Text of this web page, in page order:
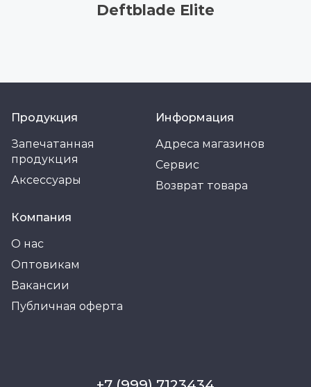
Deftblade Elite
Продукция
Запечатанная
продукция
Аксессуары
Информация
Адреса магазинов
Сервис
Возврат товара
Компания
О нас
Оптовикам
Вакансии
Публичная оферта